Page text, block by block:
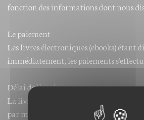
fonction des informations dont nous
Le paiement
Les livres électroniques (ebooks) étant
immédiatement, les paiements
Délai de livraison
La livraison s´effectue
par mandat ou par chèque les codes de